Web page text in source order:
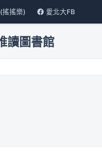
搖搖樂) 愛北大FB
讀圖書館